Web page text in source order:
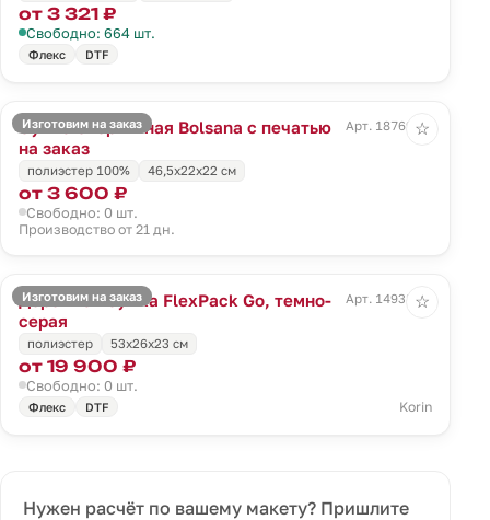
от 3 321 ₽
Свободно: 664 шт.
Флекс DTF
Изготовим на заказ
Сумка спортивная Bolsana с печатью
на заказ
Арт. 18769.00
полиэстер 100% 46,5х22х22 см
от 3 600 ₽
Свободно: 0 шт.
Производство от 21 дн.
☆
Изготовим на заказ
Дорожная сумка FlexPack Go, темно-
серая
Арт. 14938.31
полиэстер 53x26x23 см
от 19 900 ₽
Свободно: 0 шт.
Флекс DTF Korin
☆
Нужен расчёт по вашему макету? Пришлите